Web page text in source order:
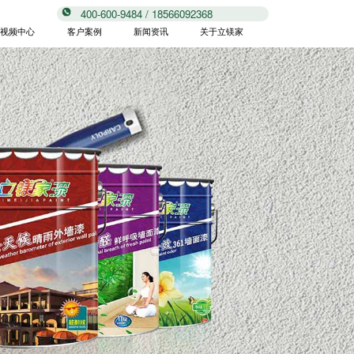
400-600-9484 / 18566092368
视频中心 客户案例 新闻资讯 关于立镁家